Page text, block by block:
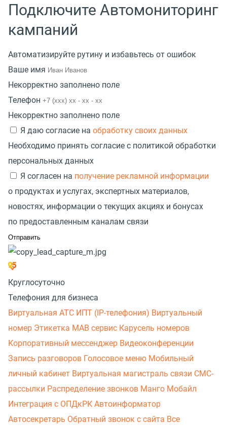
Подключите Автомониторинг
кампаний
Автоматизируйте рутину и избавьтесь от ошибок
Ваше имя
Некорректно заполнено поле
Телефон
Некорректно заполнено поле
Я даю согласие на обработку своих данных
Необходимо принять согласие с политикой обработки
персональных данных
Я согласен на получение рекламной информации
о продуктах и услугах, экспертных материалов,
новостях, информации о текущих акциях и бонусах
по предоставленным каналам связи
Круглосуточно
Телефония для бизнеса
Виртуальная АТС ИПТ (IP-телефония) Виртуальный
номер Этикетка МАВ сервис Карусель номеров
Корпоративный мессенджер Видеоконференции
Запись разговоров Голосовое меню Мобильный
личный кабинет Виртуальная магистраль связи СМС-
рассылки Распределение звонков Манго Мобайл
Интеграция с ОПДкРК Автоинформатор
Автосекретарь Обратный звонок с сайта Все